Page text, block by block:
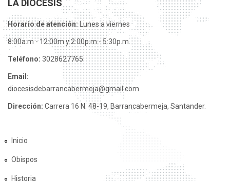
LA DIÓCESIS
Horario de atención:Lunes a viernes
8:00a.m - 12:00m y 2:00p.m - 5:30p.m
Teléfono: 3028627765
Email:
diocesisdebarrancabermeja@gmail.com
Dirección: Carrera 16 N. 48-19, Barrancabermeja, Santander.
Inicio
Obispos
Historia